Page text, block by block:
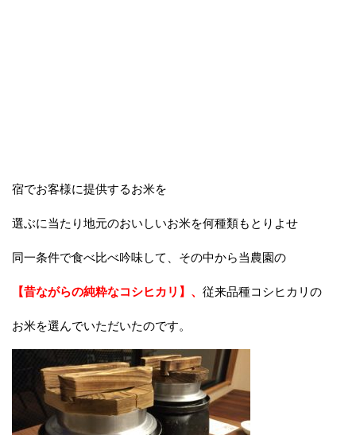
宿でお客様に提供するお米を
選ぶに当たり地元のおいしいお米を何種類もとりよせ
同一条件で食べ比べ吟味して、その中から当農園の
【昔ながらの純粋なコシヒカリ】、 従来品種コシヒカリの
お米を選んでいただいたのです。